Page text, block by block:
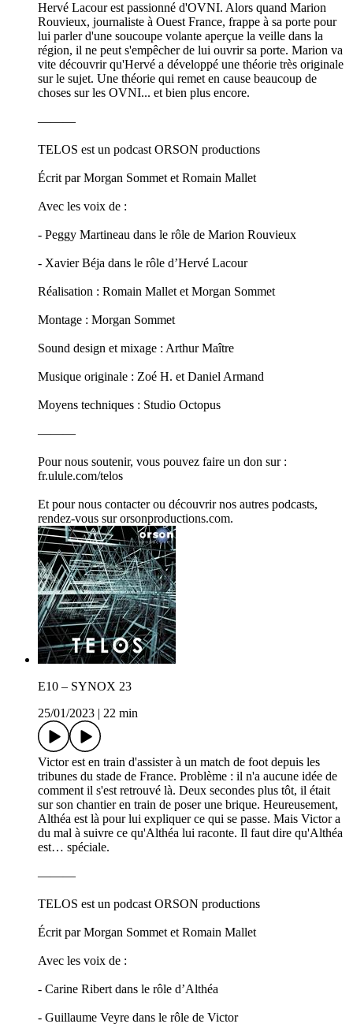
Hervé Lacour est passionné d'OVNI. Alors quand Marion
Rouvieux, journaliste à Ouest France, frappe à sa porte pour
lui parler d'une soucoupe volante aperçue la veille dans la
région, il ne peut s'empêcher de lui ouvrir sa porte. Marion va
vite découvrir qu'Hervé a développé une théorie très originale
sur le sujet. Une théorie qui remet en cause beaucoup de
choses sur les OVNI... et bien plus encore.
———
TELOS est un podcast ORSON productions
Écrit par Morgan Sommet et Romain Mallet
Avec les voix de :
- Peggy Martineau dans le rôle de Marion Rouvieux
- Xavier Béja dans le rôle d’Hervé Lacour
Réalisation : Romain Mallet et Morgan Sommet
Montage : Morgan Sommet
Sound design et mixage : Arthur Maître
Musique originale : Zoé H. et Daniel Armand
Moyens techniques : Studio Octopus
———
Pour nous soutenir, vous pouvez faire un don sur :
fr.ulule.com/telos
Et pour nous contacter ou découvrir nos autres podcasts,
rendez-vous sur orsonproductions.com.
E10 – SYNOX 23
25/01/2023
22 min
Victor est en train d'assister à un match de foot depuis les
tribunes du stade de France. Problème : il n'a aucune idée de
comment il s'est retrouvé là. Deux secondes plus tôt, il était
sur son chantier en train de poser une brique. Heureusement,
Althéa est là pour lui expliquer ce qui se passe. Mais Victor a
du mal à suivre ce qu'Althéa lui raconte. Il faut dire qu'Althéa
est… spéciale.
———
TELOS est un podcast ORSON productions
Écrit par Morgan Sommet et Romain Mallet
Avec les voix de :
- Carine Ribert dans le rôle d’Althéa
- Guillaume Veyre dans le rôle de Victor